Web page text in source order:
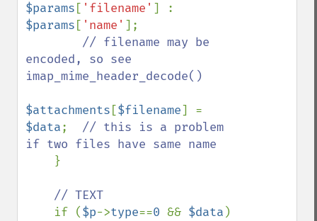
$params [ 'filename'
$params [ 'name' ];
// filename may be
encoded, so see
imap_mime_header_decode()
$attachments [$filename
$data; // this is a problem
if two files have same name
}
// TEXT
if ($p->type==0 && $data )